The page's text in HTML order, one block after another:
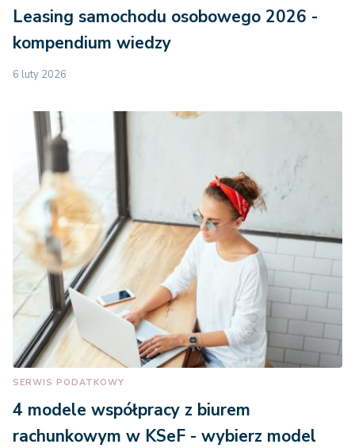
Leasing samochodu osobowego 2026 -
kompendium wiedzy
6 luty 2026
SERWIS PODATKOWY
4 modele współpracy z biurem
rachunkowym w KSeF - wybierz model